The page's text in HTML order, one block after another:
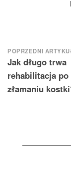
Nawigacja
wpisu
POPRZEDNI
Jak długo trwa
rehabilitacja po
złamaniu